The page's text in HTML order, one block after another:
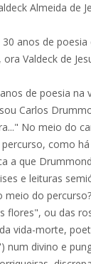
Almeida de
anos de
Valdeck de
de poesia na
Carlos
No meio do
como
a que
e leituras
meio do
flores", ou das
vida-morte,
num divino e